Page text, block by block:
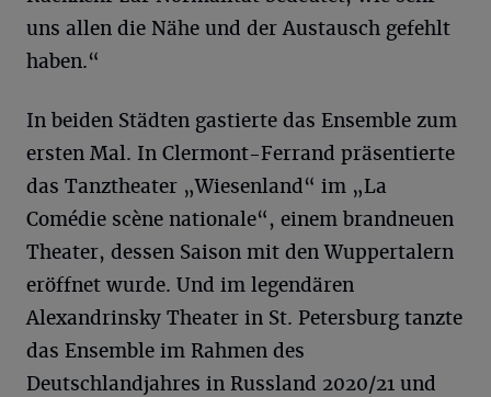
uns allen die Nähe und der Austausch gefehlt
haben.“
In beiden Städten gastierte das Ensemble zum
ersten Mal. In Clermont-Ferrand präsentierte
das Tanztheater „Wiesenland“ im „La
Comédie scène nationale“, einem brandneuen
Theater, dessen Saison mit den Wuppertalern
eröffnet wurde. Und im legendären
Alexandrinsky Theater in St. Petersburg tanzte
das Ensemble im Rahmen des
Deutschlandjahres in Russland 2020/21 und